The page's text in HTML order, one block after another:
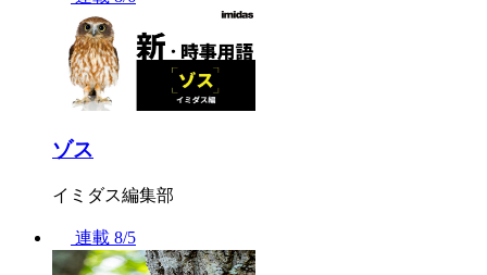
ゾス
イミダス編集部
連載 8/5